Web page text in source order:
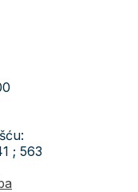
; 563